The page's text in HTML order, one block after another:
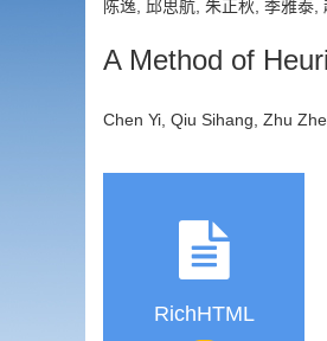
陈逸, 邱思航, 朱正秋, 季雅泰
A Method of
Chen Yi, Qiu Sihang, Zhu
RichHTML